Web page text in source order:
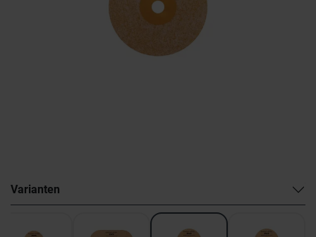
Varianten